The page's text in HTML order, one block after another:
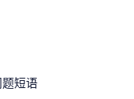
短语